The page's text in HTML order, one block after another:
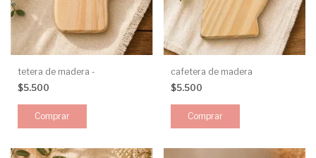
tetera de madera -
$5.500
cafetera de madera
$5.500